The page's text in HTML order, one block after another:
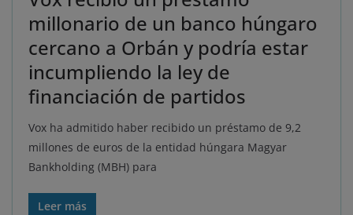
millonario de un banco húngaro
cercano a Orbán y podría estar
incumpliendo la ley de
financiación de partidos
Vox ha admitido haber recibido un préstamo de 9,2
millones de euros de la entidad húngara Magyar
Bankholding (MBH) para
Leer más